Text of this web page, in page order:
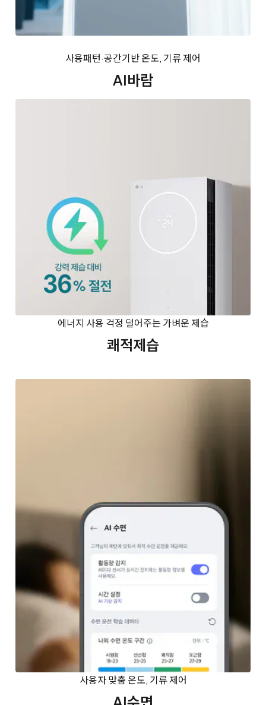
사용패턴·공간기반 온도, 기류 제어
AI바람
에너지 사용 걱정 덜어주는 가벼운 제습
쾌적제습
사용자 맞춤 온도, 기류 제어